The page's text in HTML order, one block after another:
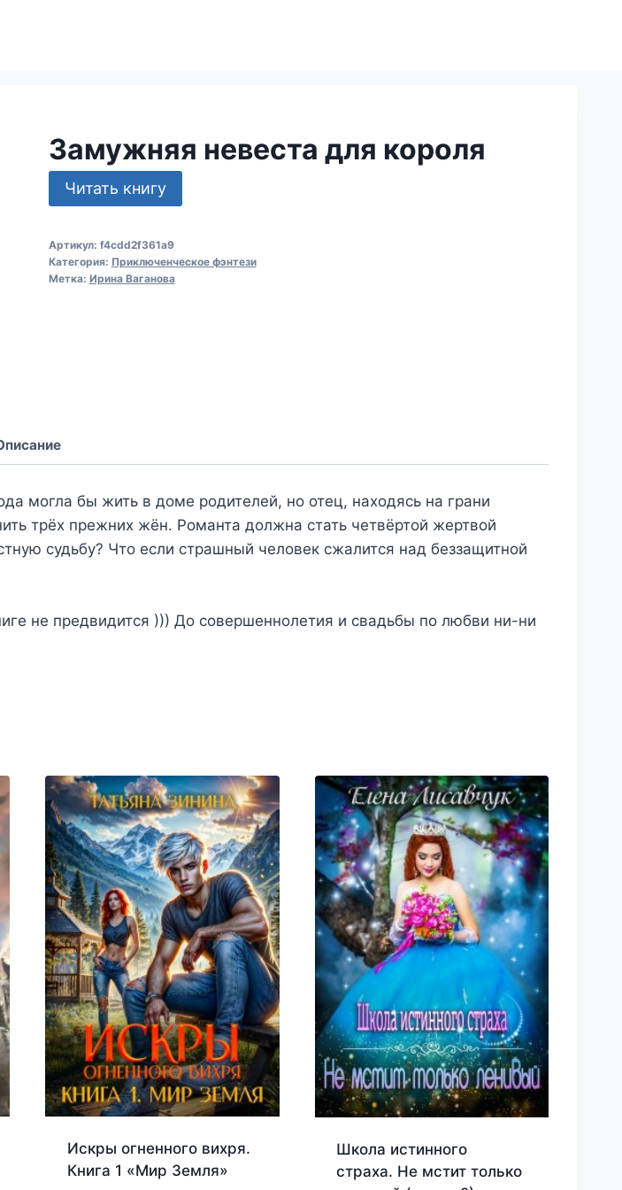
Замужняя невеста для короля
Читать книгу
Артикул: f4cdd2f361a9
Категория: Приключенческое фэнтези
Метка: Ирина Ваганова
могла бы жить в доме родителей, но отец, находясь на грани
трёх прежних жён. Романта должна стать четвёртой жертвой
судьбу? Что если страшный человек сжалится над беззащитной
не предвидится ))) До совершеннолетия и свадьбы по любви ни-ни
Искры огненного вихря.
Книга 1 «Мир Земля»
Школа истинного
страха. Не мстит только